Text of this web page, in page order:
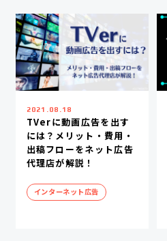
2021.08.18
TVerに動画広告を出す
には？メリット・費用・
出稿フローをネット広告
代理店が解説！
インターネット広告